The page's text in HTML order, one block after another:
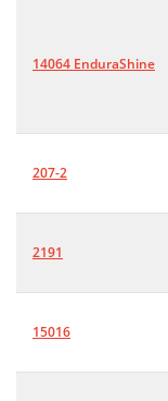
14064 EnduraShine
207-2
2191
15016